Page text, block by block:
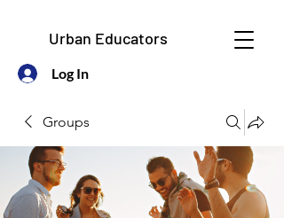
Urban Educators
Log In
Groups